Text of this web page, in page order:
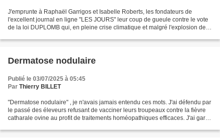
J'emprunte à Raphaël Garrigos et Isabelle Roberts, les fondateurs de
l'excellent journal en ligne "LES JOURS" leur coup de gueule contre le vote
de la loi DUPLOMB qui, en pleine crise climatique et malgré l'explosion des
Dermatose nodulaire
Publié le 03/07/2025 à 05:45
Par Thierry BILLET
"Dermatose nodulaire" , je n'avais jamais entendu ces mots. J'ai défendu par
le passé des éleveurs refusant de vacciner leurs troupeaux contre la fièvre
catharale ovine au profit de traitements homéopathiques efficaces. J'ai gardé